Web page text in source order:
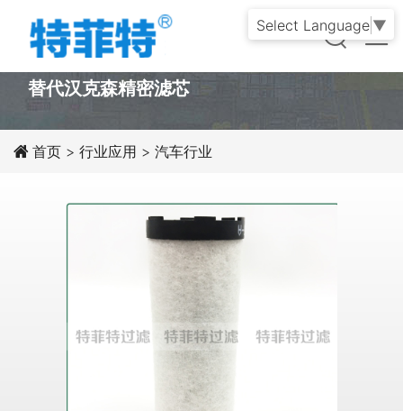
PRODUCT
替代汉克森精密滤芯
首页 > 行业应用 > 汽车行业
Select Language ▼